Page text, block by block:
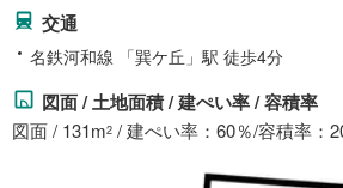
交通
名鉄河和線 「巽ケ丘」駅 徒歩4分
図面 / 土地面積 / 建ぺい率 / 容積率
図面 / 131m2 / 建ぺい率：60％/容積率：